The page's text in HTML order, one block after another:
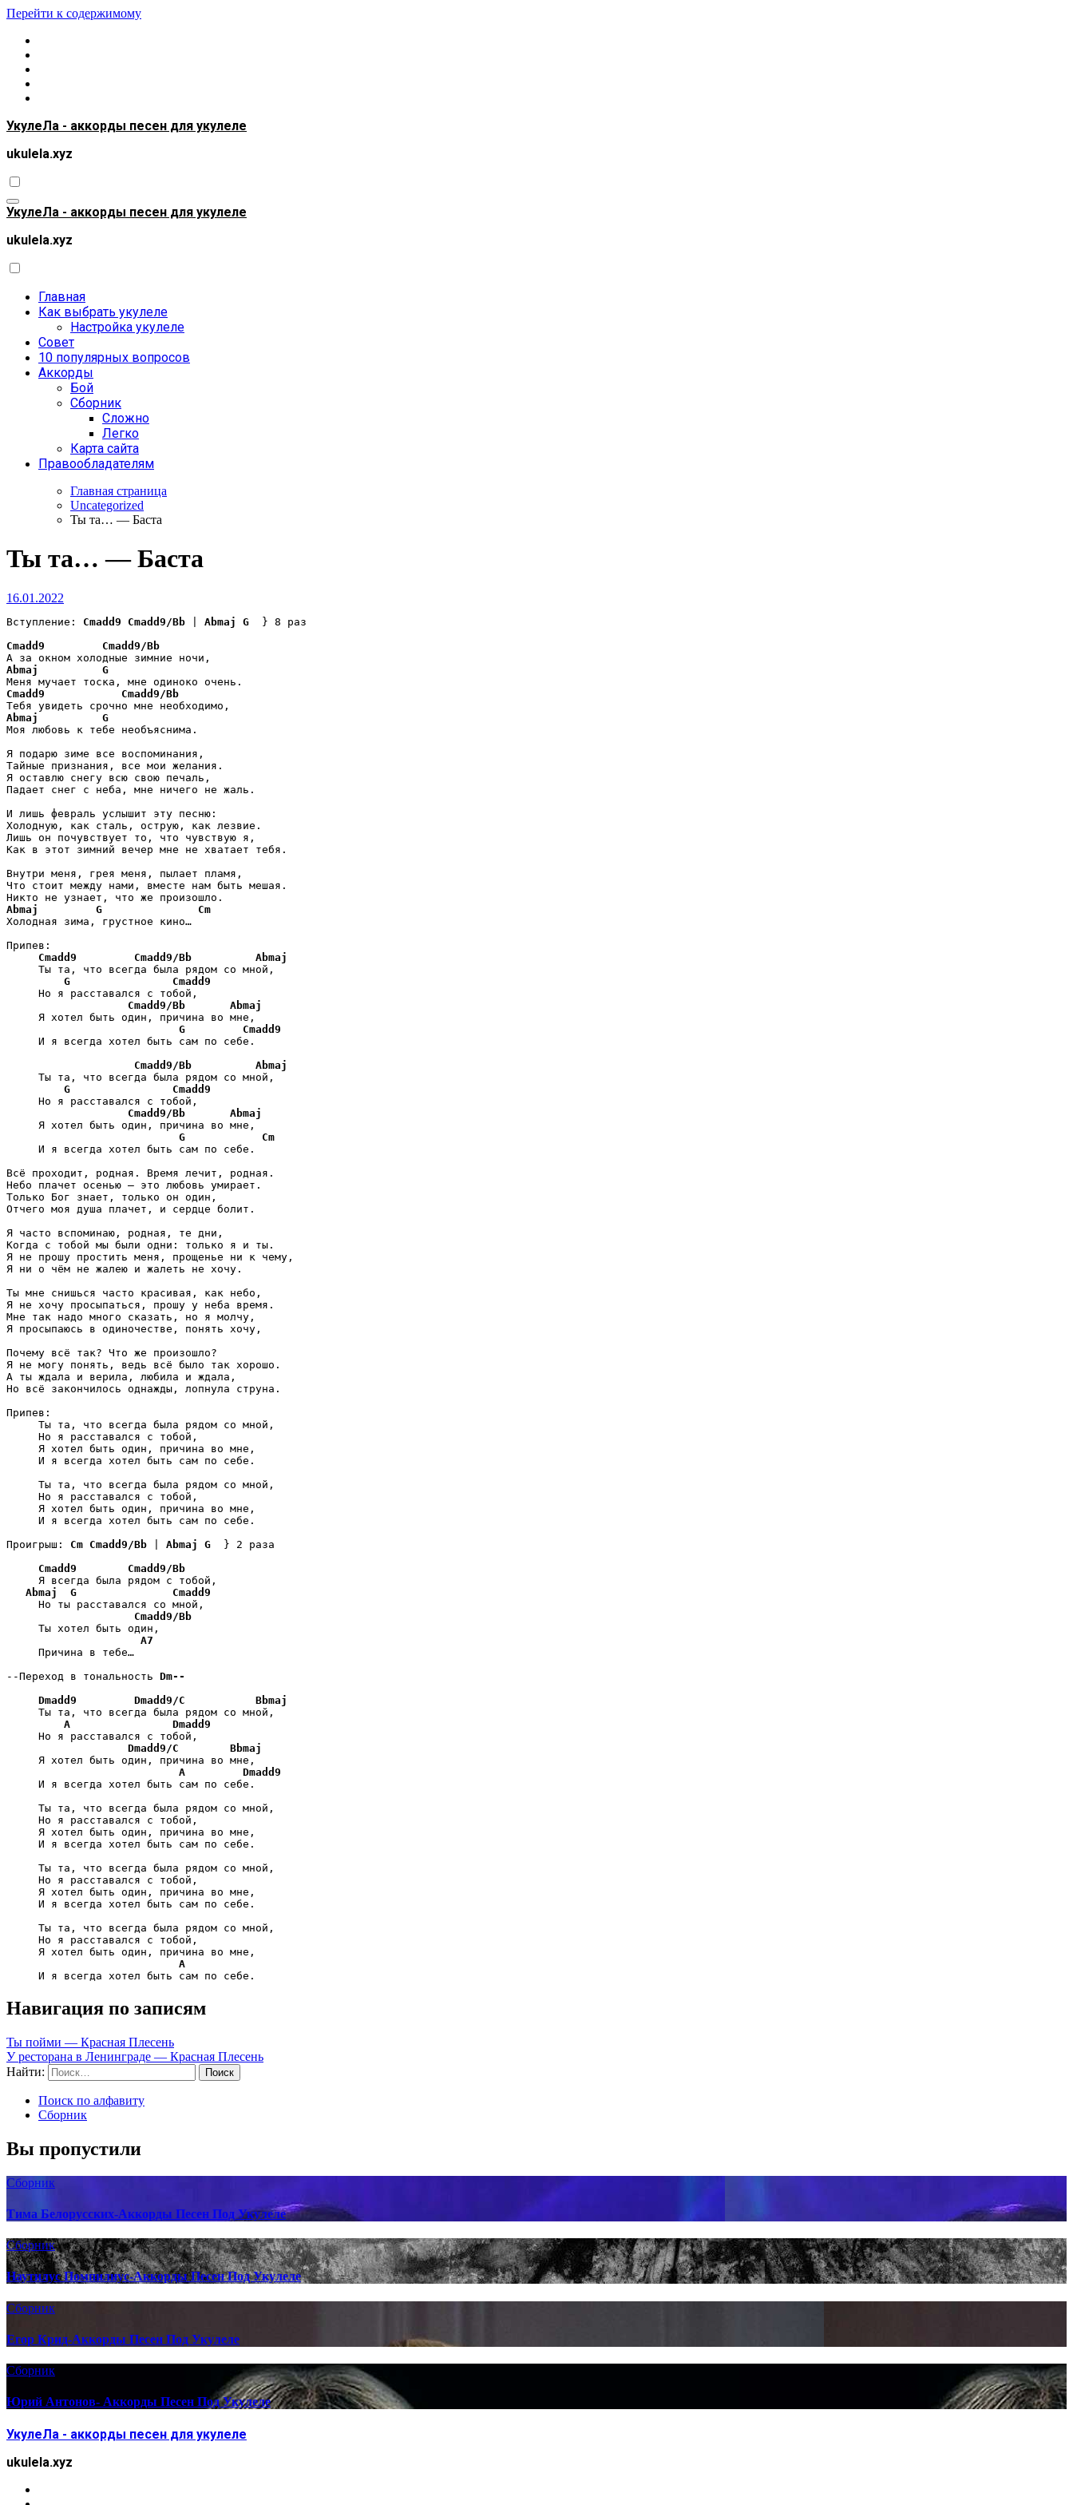
Перейти к содержимому
УкулеЛа - аккорды песен для укулеле
ukulela.xyz
УкулеЛа - аккорды песен для укулеле
ukulela.xyz
Главная
Как выбрать укулеле
Настройка укулеле
Совет
10 популярных вопросов
Аккорды
Бой
Сборник
Сложно
Легко
Карта сайта
Правообладателям
Главная страница
Uncategorized
Ты та… — Баста
Ты та… — Баста
16.01.2022
Вступление: Cmadd9 Cmadd9/Bb Abmaj G
  } 8 раз
Cmadd9
Cmadd9/Bb
Abmaj
G
Cmadd9
Cmadd9/Bb
Abmaj
G
Моя любовь к тебе необъяснима.
Я подарю зиме все воспоминания,
Тайные признания, все мои желания.
Я оставлю снегу всю свою печаль,
Падает снег с неба, мне ничего не жаль.
И лишь февраль услышит эту песню:
Холодную, как сталь, острую, как лезвие.
Лишь он почувствует то, что чувствую я,
Как в этот зимний вечер мне не хватает тебя.
Внутри меня, грея меня, пылает пламя,
Что стоит между нами, вместе нам быть мешая.
Abmaj
G
Cm
Холодная зима, грустное кино…
Припев:
Cmadd9
Cmadd9/Bb
Abmaj
     Ты та, что всегда была рядом со мной,
G
Cmadd9
     Но я расставался с тобой,
Cmadd9/Bb
Abmaj
     Я хотел быть один, причина во мне,
G
Cmadd9
     И я всегда хотел быть сам по себе.
Cmadd9/Bb
Abmaj
     Ты та, что всегда была рядом со мной,
G
Cmadd9
     Но я расставался с тобой,
Cmadd9/Bb
Abmaj
     Я хотел быть один, причина во мне,
G
Cm
     И я всегда хотел быть сам по себе.
Всё проходит, родная. Время лечит, родная.
Небо плачет осенью – это любовь умирает.
Только Бог знает, только он один,
Отчего моя душа плачет, и сердце болит.
Я часто вспоминаю, родная, те дни,
Когда с тобой мы были одни: только я и ты.
Я не прошу простить меня, прощенье ни к чему,
Я ни о чём не жалею и жалеть не хочу.
Ты мне снишься часто красивая, как небо,
Я не хочу просыпаться, прошу у неба время.
Мне так надо много сказать, но я молчу,
Я просыпаюсь в одиночестве, понять хочу,
Почему всё так? Что же произошло?
Я не могу понять, ведь всё было так хорошо.
А ты ждала и верила, любила и ждала,
Но всё закончилось однажды, лопнула струна.
Припев:
     Ты та, что всегда была рядом со мной,
     Но я расставался с тобой,
     Я хотел быть один, причина во мне,
     И я всегда хотел быть сам по себе.
     Ты та, что всегда была рядом со мной,
     Но я расставался с тобой,
     Я хотел быть один, причина во мне,
     И я всегда хотел быть сам по себе.
Проигрыш: Cm Cmadd9/Bb Abmaj G
  } 2 раза
Cmadd9
Cmadd9/Bb
     Я всегда была рядом с тобой,
Abmaj
G
Cmadd9
     Но ты расставался со мной,
Cmadd9/Bb
     Ты хотел быть один,
A7
     Причина в тебе…
--Переход в тональность Dm--
Dmadd9
Dmadd9/C
Bbmaj
     Ты та, что всегда была рядом со мной,
A
Dmadd9
     Но я расставался с тобой,
Dmadd9/C
Bbmaj
     Я хотел быть один, причина во мне,
A
Dmadd9
     И я всегда хотел быть сам по себе.
     Ты та, что всегда была рядом со мной,
     Но я расставался с тобой,
     Я хотел быть один, причина во мне,
     И я всегда хотел быть сам по себе.
     Ты та, что всегда была рядом со мной,
     Но я расставался с тобой,
     Я хотел быть один, причина во мне,
     И я всегда хотел быть сам по себе.
     Ты та, что всегда была рядом со мной,
     Но я расставался с тобой,
     Я хотел быть один, причина во мне,
A
Навигация по записям
Ты пойми — Красная Плесень
У ресторана в Ленинграде — Красная Плесень
Найти:
Поиск по алфавиту
Сборник
Вы пропустили
Сборник
Тима Белорусских-Аккорды Песен Под Укулеле
Сборник
Наутилус Помпилиус-Аккорды Песен Под Укулеле
Сборник
Егор Крид-Аккорды Песен Под Укулеле
Сборник
Юрий Антонов- Аккорды Песен Под Укулеле
УкулеЛа - аккорды песен для укулеле
ukulela.xyz